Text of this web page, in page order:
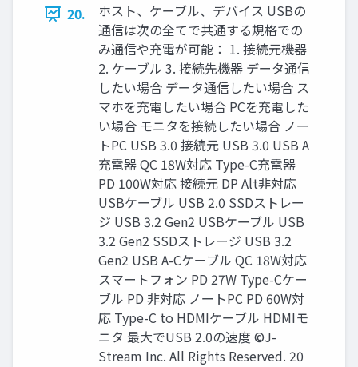
20.
ホスト、ケーブル、デバイス USBの
通信は次の全てで共通する規格での
み通信や充電が可能： 1. 接続元機器
2. ケーブル 3. 接続先機器 データ通信
したい場合 データ通信したい場合 ス
マホを充電したい場合 PCを充電した
い場合 モニタを接続したい場合 ノー
トPC USB 3.0 接続元 USB 3.0 USB A
充電器 QC 18W対応 Type-C充電器
PD 100W対応 接続元 DP Alt非対応
USBケーブル USB 2.0 SSDストレー
ジ USB 3.2 Gen2 USBケーブル USB
3.2 Gen2 SSDストレージ USB 3.2
Gen2 USB A-Cケーブル QC 18W対応
スマートフォン PD 27W Type-Cケー
ブル PD 非対応 ノートPC PD 60W対
応 Type-C to HDMIケーブル HDMIモ
ニタ 最大でUSB 2.0の速度 ©J-
Stream Inc. All Rights Reserved. 20